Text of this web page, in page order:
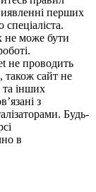
перших
не може бути
не проводить
також сайт не
та інших
з
Будь-
в